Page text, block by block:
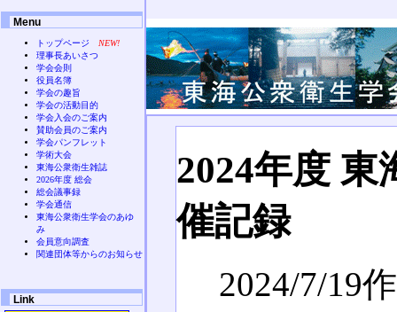
2024年度 東
催記録
2024/7/19
Menu
トップページ
NEW!
理事長あいさつ
学会会則
役員名簿
学会の趣旨
学会の活動目的
学会入会のご案内
賛助会員のご案内
学会パンフレット
学術大会
東海公衆衛生雑誌
2026年度 総会
総会議事録
学会通信
東海公衆衛生学会のあゆ
み
会員意向調査
関連団体等からのお知らせ
Link